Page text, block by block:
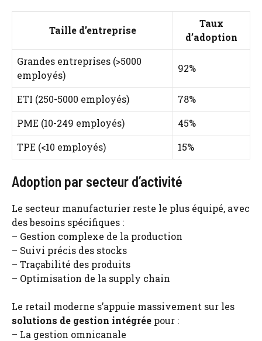
Taille d’entreprise
Taux
d’adoption
Grandes entreprises (>5000
employés)
92%
ETI (250-5000 employés)
78%
PME (10-249 employés)
45%
TPE (<10 employés)
15%
Adoption par secteur d’activité
Le secteur manufacturier reste le plus équipé, avec
des besoins spécifiques :
– Gestion complexe de la production
– Suivi précis des stocks
– Traçabilité des produits
– Optimisation de la supply chain
Le retail moderne s’appuie massivement sur les
solutions de gestion intégrée pour :
– La gestion omnicanale